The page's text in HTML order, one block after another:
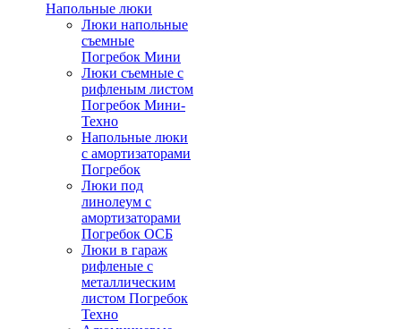
Напольные люки
Люки напольные
съемные
Погребок Мини
Люки съемные с
рифленым листом
Погребок Мини-
Техно
Напольные люки
с амортизаторами
Погребок
Люки под
линолеум с
амортизаторами
Погребок ОСБ
Люки в гараж
рифленые с
металлическим
листом Погребок
Техно